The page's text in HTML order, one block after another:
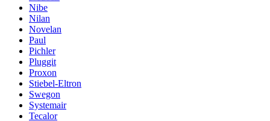
Nibe
Nilan
Novelan
Paul
Pichler
Pluggit
Proxon
Stiebel-Eltron
Swegon
Systemair
Tecalor